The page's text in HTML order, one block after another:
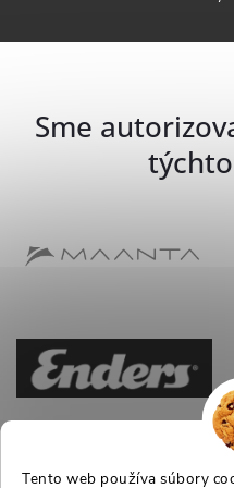
Tento web používa súbory
Sme